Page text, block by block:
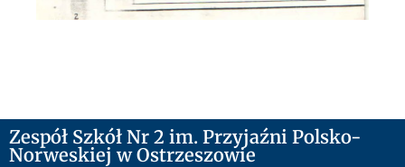
Zespół Szkół Nr 2 im. Przyjaźni Polsko-
Norweskiej w Ostrzeszowie